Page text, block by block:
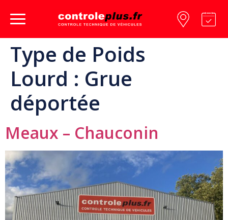
Type de Poids
Lourd : Grue
déportée
Meaux – Chauconin